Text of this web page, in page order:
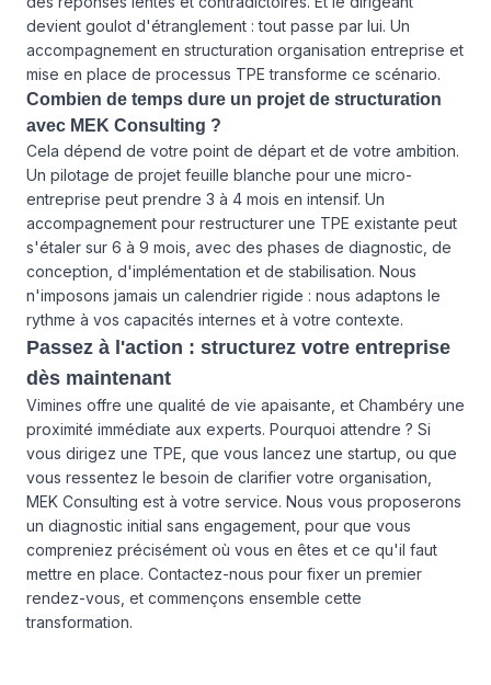
devient goulot d'étranglement : tout passe par lui. Un
accompagnement en structuration organisation entreprise et
mise en place de processus TPE transforme ce scénario.
Combien de temps dure un projet de structuration
avec MEK Consulting ?
Cela dépend de votre point de départ et de votre ambition.
Un pilotage de projet feuille blanche pour une micro-
entreprise peut prendre 3 à 4 mois en intensif. Un
accompagnement pour restructurer une TPE existante peut
s'étaler sur 6 à 9 mois, avec des phases de diagnostic, de
conception, d'implémentation et de stabilisation. Nous
n'imposons jamais un calendrier rigide : nous adaptons le
rythme à vos capacités internes et à votre contexte.
Passez à l'action : structurez votre entreprise
dès maintenant
Vimines offre une qualité de vie apaisante, et Chambéry une
proximité immédiate aux experts. Pourquoi attendre ? Si
vous dirigez une TPE, que vous lancez une startup, ou que
vous ressentez le besoin de clarifier votre organisation,
MEK Consulting est à votre service. Nous vous proposerons
un diagnostic initial sans engagement, pour que vous
compreniez précisément où vous en êtes et ce qu'il faut
mettre en place. Contactez-nous pour fixer un premier
rendez-vous, et commençons ensemble cette
transformation.